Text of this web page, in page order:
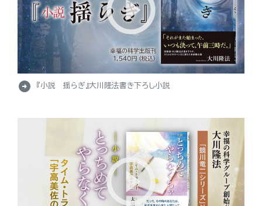
arrow_circle_right 『小説 揺らぎ』大川隆法書き下ろし小説